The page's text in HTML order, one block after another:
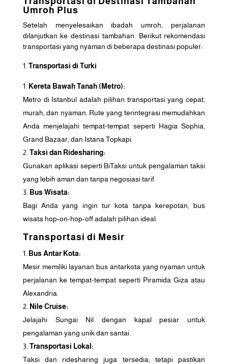
Umroh Plus
Setelah menyelesaikan ibadah umroh, perjalanan
dilanjutkan ke destinasi tambahan. Berikut rekomendasi
transportasi yang nyaman di beberapa destinasi populer:
Transportasi di Turki
Kereta Bawah Tanah (Metro):
Metro di Istanbul adalah pilihan transportasi yang cepat,
murah, dan nyaman. Rute yang terintegrasi memudahkan
Anda menjelajahi tempat-tempat seperti Hagia Sophia,
Grand Bazaar, dan Istana Topkapi.
Taksi dan Ridesharing:
Gunakan aplikasi seperti BiTaksi untuk pengalaman taksi
yang lebih aman dan tanpa negosiasi tarif.
Bus Wisata:
Bagi Anda yang ingin tur kota tanpa kerepotan, bus
wisata hop-on-hop-off adalah pilihan ideal.
Transportasi di Mesir
Bus Antar Kota:
Mesir memiliki layanan bus antarkota yang nyaman untuk
perjalanan ke tempat-tempat seperti Piramida Giza atau
Alexandria.
Nile Cruise:
Jelajahi Sungai Nil dengan kapal pesiar untuk
pengalaman yang unik dan santai.
Transportasi Lokal:
Taksi dan ridesharing juga tersedia, tetapi pastikan